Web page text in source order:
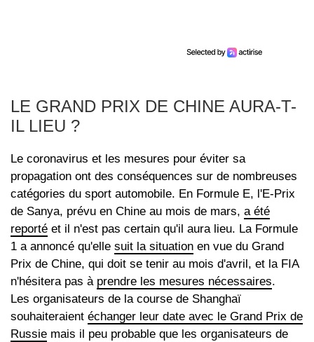
LE GRAND PRIX DE CHINE AURA-T-
IL LIEU ?
Le coronavirus et les mesures pour éviter sa
propagation ont des conséquences sur de nombreuses
catégories du sport automobile. En Formule E, l'E-Prix
de Sanya, prévu en Chine au mois de mars, a été
reporté et il n'est pas certain qu'il aura lieu. La Formule
1 a annoncé qu'elle suit la situation en vue du Grand
Prix de Chine, qui doit se tenir au mois d'avril, et la FIA
n'hésitera pas à prendre les mesures nécessaires.
Les organisateurs de la course de Shanghaï
souhaiteraient échanger leur date avec le Grand Prix de
Russie mais il peu probable que les organisateurs de